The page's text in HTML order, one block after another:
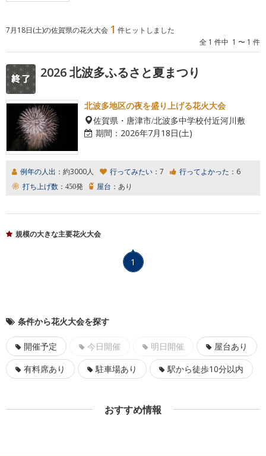
7月18日(土)の佐賀県の花火大会 1 件ヒットしました
全 1 件中 1 〜 1 件
2026 北波多ふるさと夏まつり
北波多地区の夜を盛り上げる花火大会
佐賀県・唐津市/北波多中学校付近河川敷
期間： 2026年7月18日(土)
例年の人出： 約3000人 行ってみたい： 7 行ってよかった： 6
打ち上げ数： 450発 屋台： あり
規模の大きな主要花火大会
1
条件から花火大会を探す
開催予定 今日開催 明日開催
屋台あり
有料席あり
駐車場あり 駅から徒歩10分以内
おすすめ情報